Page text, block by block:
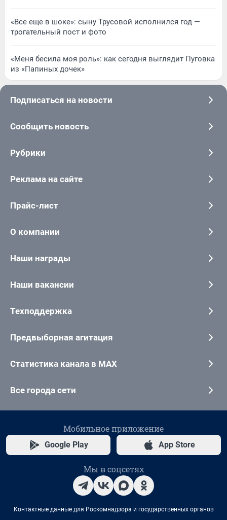
«Все еще в шоке»: сыну Трусовой исполнился год —
трогательный пост и фото
«Меня бесила моя роль»: как сегодня выглядит Пуговка
из «Папиных дочек»
Подписаться на новости
Сообщить новость
Рубрики
Реклама на сайте
Прайс-лист
О компании
Наши награды
Наши вакансии
Техподдержка
Предвыборная агитация
Статистика канала в MAX
Все города сети
Мобильное приложение
Google Play App Store
Мы в соцсетях
Контактные данные для Роскомнадзора и государственных органов